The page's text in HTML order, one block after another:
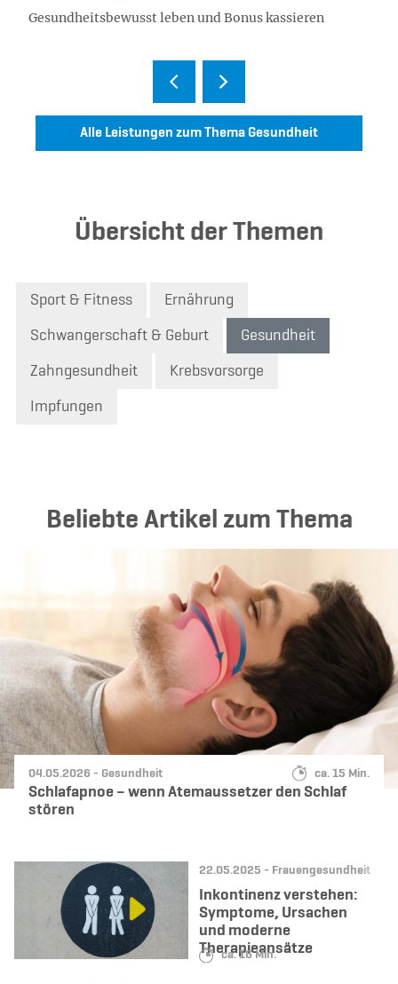
Gesundheitsbewusst leben und Bonus kassieren
Alle Leistungen zum Thema Gesundheit
Übersicht der Themen
Sport & Fitness Ernährung
Schwangerschaft & Geburt Gesundheit
Zahngesundheit Krebsvorsorge
Impfungen
Beliebte Artikel zum Thema
Datum:
04.05.2026 - Kategorie:
Gesundheit Lesedauer:
ca. 15 Min.
Schlafapnoe – wenn Atemaussetzer den Schlaf
stören
Datum:
22.05.2025 - Kategorie:
Frauengesundheit
Lesedauer:
ca. 16 Min.
Inkontinenz verstehen:
Symptome, Ursachen
und moderne
Therapieansätze